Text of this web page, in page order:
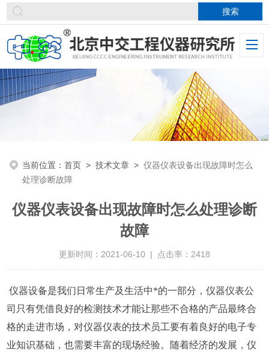
当前位置：首页 >技术文章 >仪器仪表设备出现故障时怎么
处理诊断故障
仪器仪表设备出现故障时怎么处理诊断
故障
更新时间：2021-06-10 | 点击率：2418
仪器设备是我们日常生产及生活中*的一部分，仪器仪表公
司只有凭借良好的检测技术才能让那些不合格的产品最终合
格的走进市场，对仪器仪表的技术员工要有着良好的电子专
业知识基础，也需要丰富的现场经验。随着经济的发展，仪